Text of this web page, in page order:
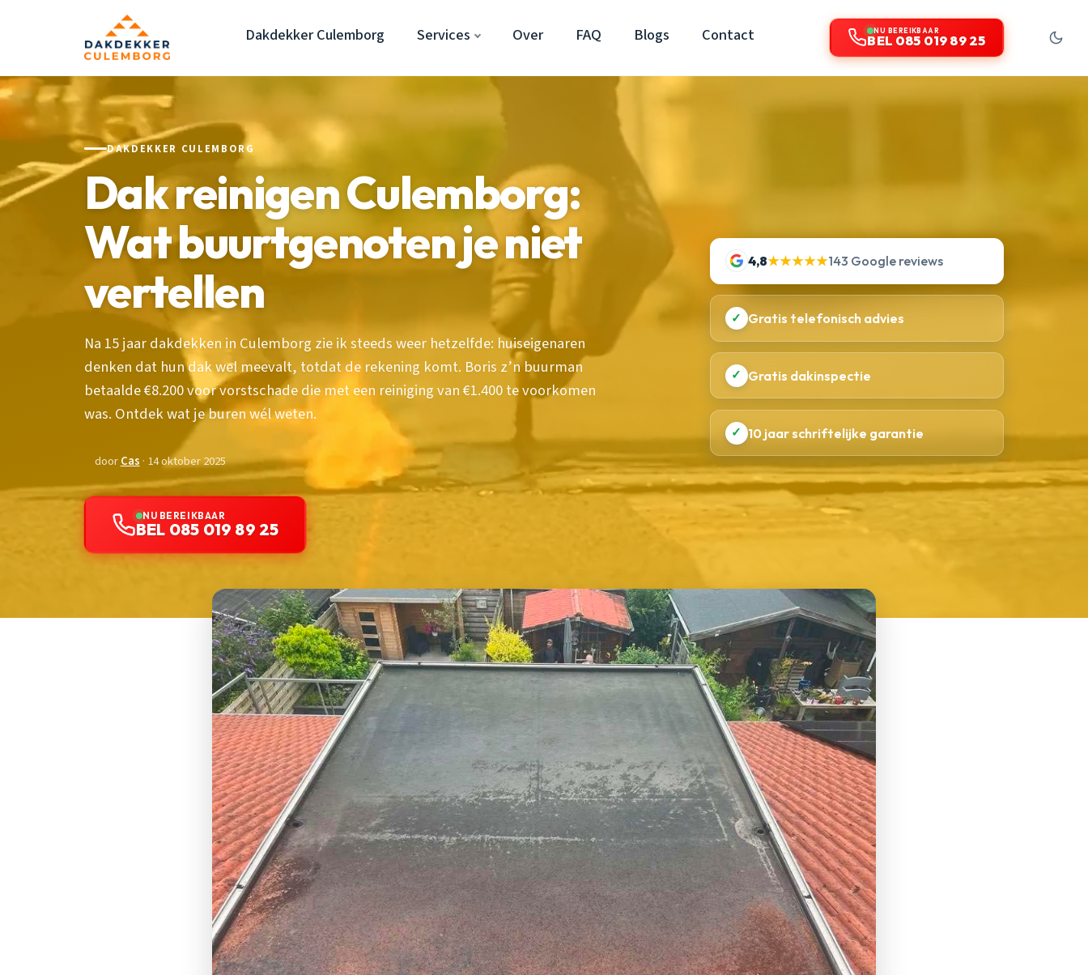
Dakdekker Culemborg Services Over FAQ Blogs Contact NU BEREIKBAAR
BEL 085 019 89 25
DAKDEKKER CULEMBORG
Dak reinigen Culemborg:
Wat buurtgenoten je niet
vertellen
Na 15 jaar dakdekken in Culemborg zie ik steeds weer hetzelfde: huiseigenaren
denken dat hun dak wel meevalt, totdat de rekening komt. Boris z’n buurman
betaalde €8.200 voor vorstschade die met een reiniging van €1.400 te voorkomen
was. Ontdek wat je buren wél weten.
doorCas · 14 oktober 2025
NU BEREIKBAAR
BEL 085 019 89 25
4,8★★★★★143 Google reviews
✓ Gratis telefonisch advies
✓ Gratis dakinspectie
✓ 10 jaar schriftelijke garantie